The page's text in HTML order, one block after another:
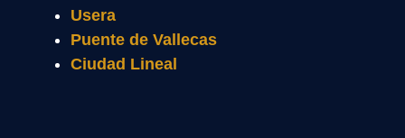
Usera
Puente de Vallecas
Ciudad Lineal